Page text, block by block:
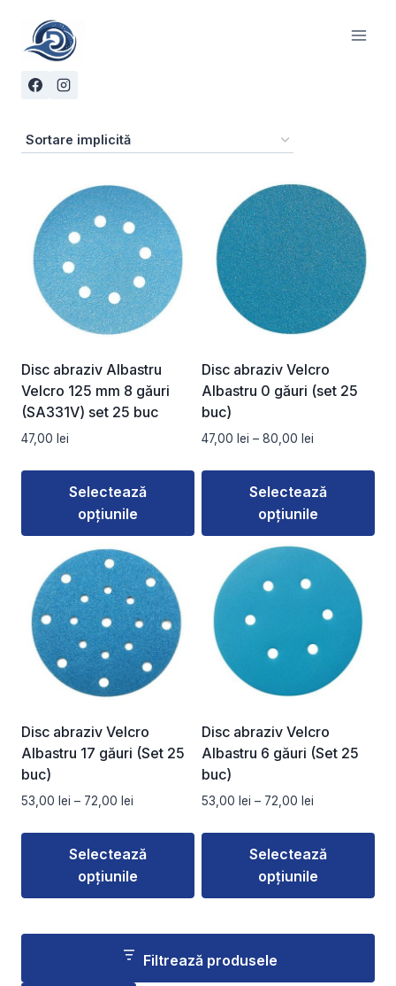
content
Disc abraziv Albastru
Velcro 125 mm 8 găuri
(SA331V) set 25 buc
47,00 lei
Selectează
opțiunile
produs
are
mai
multe
variații.
Opțiunile
fi
alese
în
produsului.
Disc abraziv Velcro
Albastru 0 găuri (set 25
buc)
47,00 lei – 80,00 lei
prețuri:
47,00 lei
până
80,00 lei
Selectează
opțiunile
produs
are
mai
multe
variații.
Opțiunile
fi
alese
în
produsului.
Disc abraziv Velcro
Albastru 17 găuri (Set 25
buc)
53,00 lei – 72,00 lei
prețuri:
53,00 lei
până
Selectează
opțiunile
produs
Disc abraziv Velcro
Albastru 6 găuri (Set 25
buc)
53,00 lei – 72,00 lei
prețuri:
53,00 lei
până
Selectează
opțiunile
produs
are
mai
Filtrează produsele